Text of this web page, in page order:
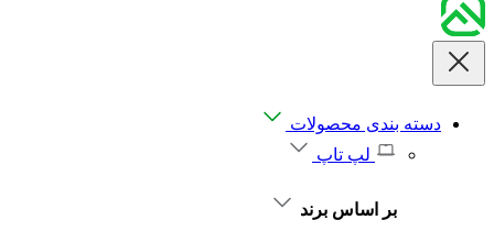
دسته بندی محصولات
لپ تاپ
بر اساس برند